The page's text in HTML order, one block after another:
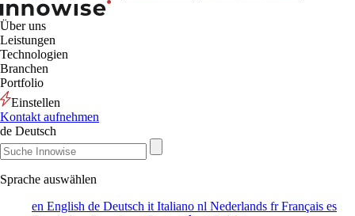
Über uns
Leistungen
Technologien
Branchen
Portfolio
Einstellen
Kontakt aufnehmen
de Deutsch
Sprache auswählen
en English de Deutsch it Italiano nl Nederlands frFrançais es